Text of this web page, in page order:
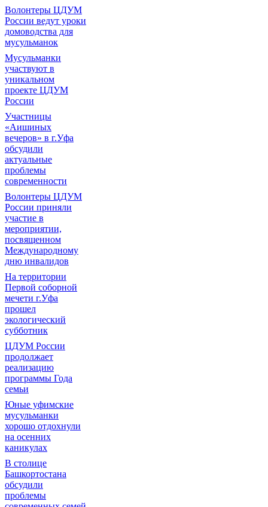
Волонтеры ЦДУМ
России ведут уроки
домоводства для
мусульманок
Мусульманки
участвуют в
уникальном
проекте ЦДУМ
России
Участницы
«Аишиных
вечеров» в г.Уфа
обсудили
актуальные
проблемы
современности
Волонтеры ЦДУМ
России приняли
участие в
мероприятии,
посвященном
Международному
дню инвалидов
На территории
Первой соборной
мечети г.Уфа
прошел
экологический
субботник
ЦДУМ России
продолжает
реализацию
программы Года
семьи
Юные уфимские
мусульманки
хорошо отдохнули
на осенних
каникулах
В столице
Башкортостана
обсудили
проблемы